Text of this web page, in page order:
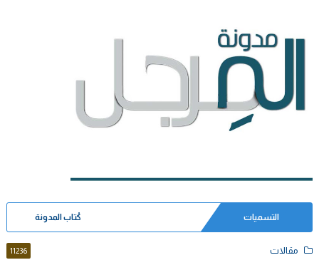
التسميات كُتاب المدونة
مقالات 11236